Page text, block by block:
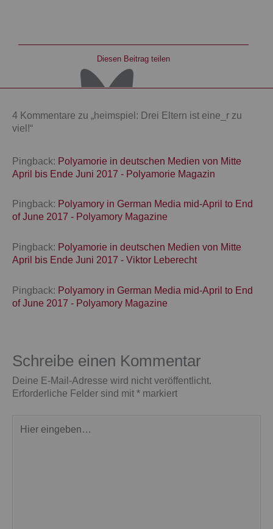
Diesen Beitrag teilen
4 Kommentare zu „heimspiel: Drei Eltern ist eine_r zu
viel!“
Pingback: Polyamorie in deutschen Medien von Mitte
April bis Ende Juni 2017 - Polyamorie Magazin
Pingback: Polyamory in German Media mid-April to End
of June 2017 - Polyamory Magazine
Pingback: Polyamorie in deutschen Medien von Mitte
April bis Ende Juni 2017 - Viktor Leberecht
Pingback: Polyamory in German Media mid-April to End
of June 2017 - Polyamory Magazine
Schreibe einen Kommentar
Deine E-Mail-Adresse wird nicht veröffentlicht.
Erforderliche Felder sind mit * markiert
eingeben…